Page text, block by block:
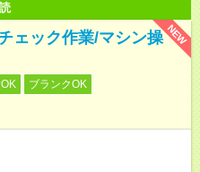
NEW
ェック作業/マシン操
ブランクOK